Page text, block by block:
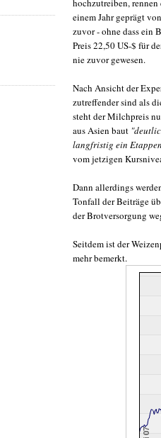
einem Jahr geprägt
zuvor - ohne dass ein
Preis 22,50 US-$ für
nie zuvor gewesen.
Nach Ansicht der
zutreffender sind als
steht der Milchpreis
aus Asien baut
langfristig ein
vom jetzigen
Dann allerdings
Tonfall der Beiträge
der Brotversorgung
Seitdem ist der
mehr bemerkt.